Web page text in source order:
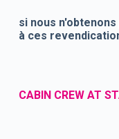
si nous
à ces
CABIN CREW AT